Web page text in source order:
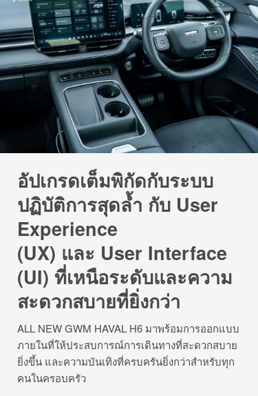
อัปเกรดเต็มพิกัดกับระบบ
ปฏิบัติการสุดล้ำ กับ User
Experience
(UX) และ User Interface
(UI) ที่เหนือระดับและความ
สะดวกสบายที่ยิ่งกว่า
ALL NEW GWM HAVAL H6 มาพร้อมการออกแบบ
ภายในที่ให้ประสบการณ์การเดินทางที่สะดวกสบาย
ยิ่งขึ้น และความบันเทิงที่ครบครันยิ่งกว่าสำหรับทุก
คนในครอบครัว